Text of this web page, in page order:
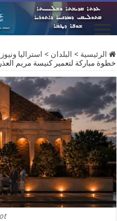
الرئيسية > البلدان > استراليا
خطوة مباركة لتعمير كنيسة مريم